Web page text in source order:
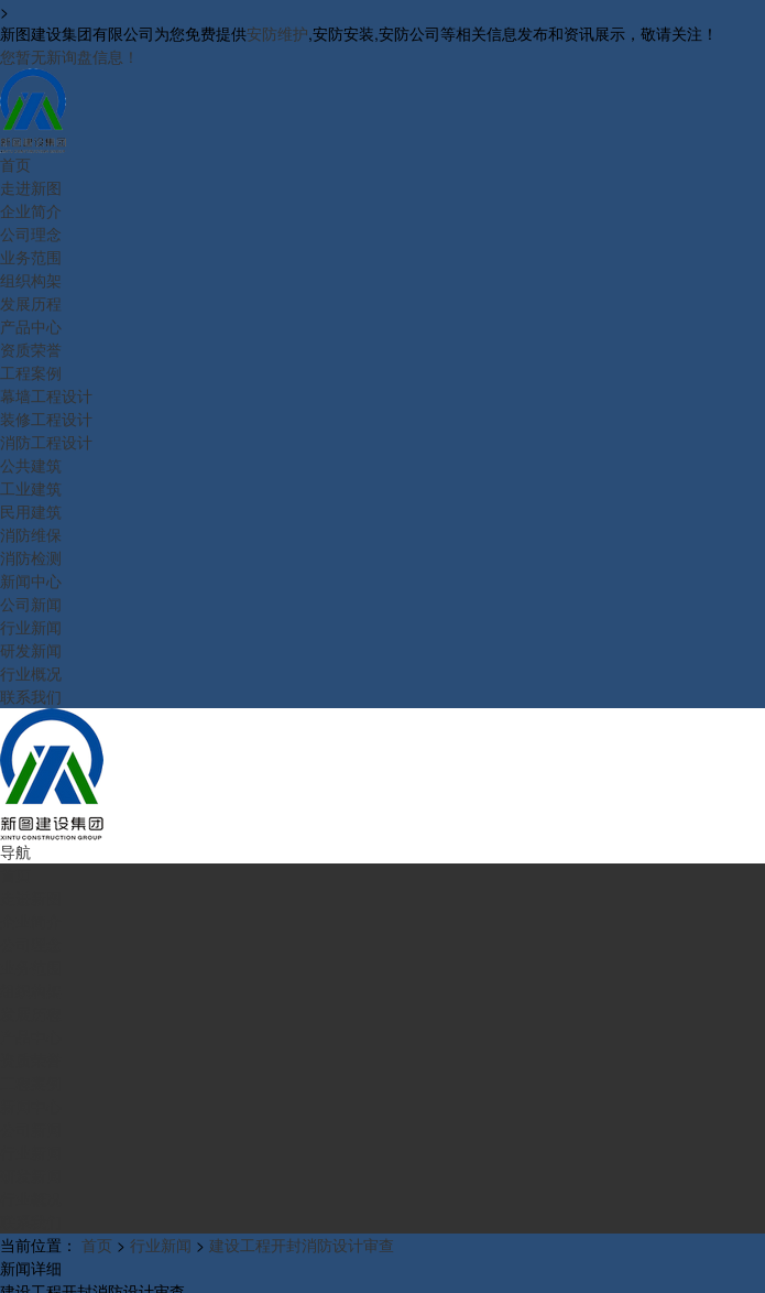
>
新图建设集团有限公司为您免费提供安防维护,安防安装,安防公司等相关信息发布和资讯展示，敬请关注！
您暂无新询盘信息！
首页
走进新图
企业简介
公司理念
业务范围
组织构架
发展历程
产品中心
资质荣誉
工程案例
幕墙工程设计
装修工程设计
消防工程设计
公共建筑
工业建筑
民用建筑
消防维保
消防检测
新闻中心
公司新闻
行业新闻
研发新闻
行业概况
联系我们
导航
当前位置： 首页 > 行业新闻 > 建设工程开封消防设计审查
新闻详细